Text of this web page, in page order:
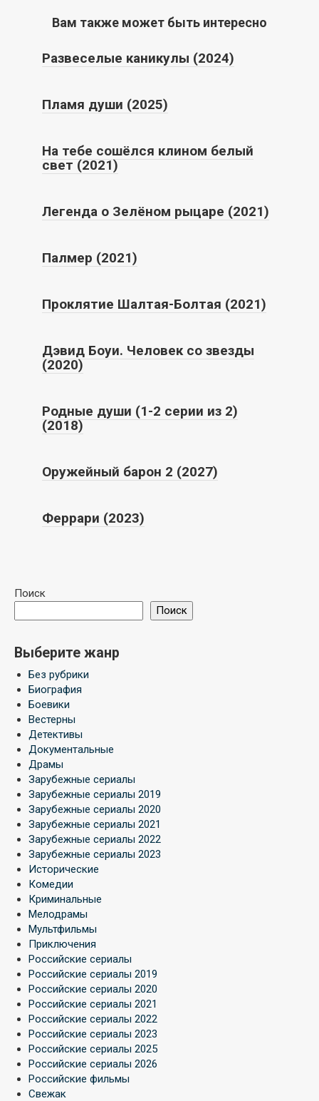
Вам также может быть интересно
Развеселые каникулы (2024)
Пламя души (2025)
На тебе сошёлся клином белый
свет (2021)
Легенда о Зелёном рыцаре (2021)
Палмер (2021)
Проклятие Шалтая-Болтая (2021)
Дэвид Боуи. Человек со звезды
(2020)
Родные души (1-2 серии из 2)
(2018)
Оружейный барон 2 (2027)
Феррари (2023)
Поиск
Поиск
Выберите жанр
Без рубрики
Биография
Боевики
Вестерны
Детективы
Документальные
Драмы
Зарубежные сериалы
Зарубежные сериалы 2019
Зарубежные сериалы 2020
Зарубежные сериалы 2021
Зарубежные сериалы 2022
Зарубежные сериалы 2023
Исторические
Комедии
Криминальные
Мелодрамы
Мультфильмы
Приключения
Российские сериалы
Российские сериалы 2019
Российские сериалы 2020
Российские сериалы 2021
Российские сериалы 2022
Российские сериалы 2023
Российские сериалы 2025
Российские сериалы 2026
Российские фильмы
Свежак